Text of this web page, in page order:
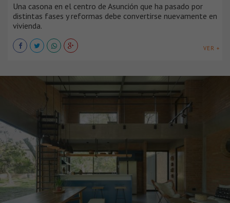
Una casona en el centro de Asunción que ha pasado por
distintas fases y reformas debe convertirse nuevamente en
vivienda.
VER +